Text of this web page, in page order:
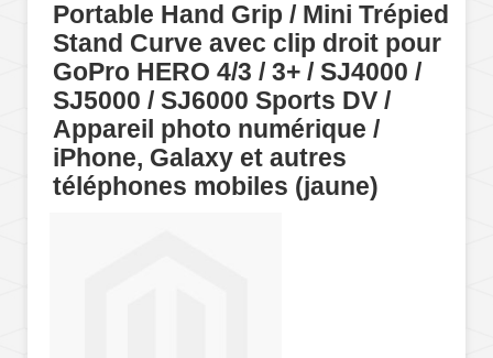
Portable Hand Grip / Mini Trépied
Stand Curve avec clip droit pour
GoPro HERO 4/3 / 3+ / SJ4000 /
SJ5000 / SJ6000 Sports DV /
Appareil photo numérique /
iPhone, Galaxy et autres
téléphones mobiles (jaune)